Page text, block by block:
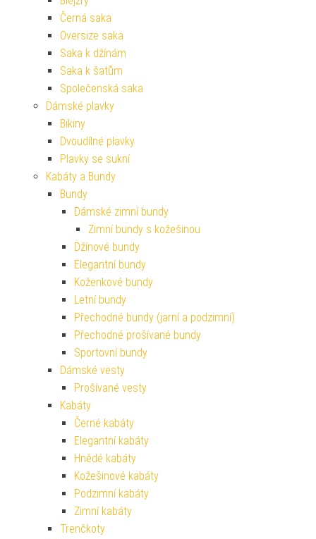
Černá saka
Oversize saka
Saka k džínám
Saka k šatům
Společenská saka
Dámské plavky
Bikiny
Dvoudílné plavky
Plavky se sukní
Kabáty a Bundy
Bundy
Dámské zimní bundy
Zimní bundy s kožešinou
Džínové bundy
Elegantní bundy
Koženkové bundy
Letní bundy
Přechodné bundy (jarní a podzimní)
Přechodné prošívané bundy
Sportovní bundy
Dámské vesty
Prošívané vesty
Kabáty
Černé kabáty
Elegantní kabáty
Hnědé kabáty
Kožešinové kabáty
Podzimní kabáty
Zimní kabáty
Trenčkoty